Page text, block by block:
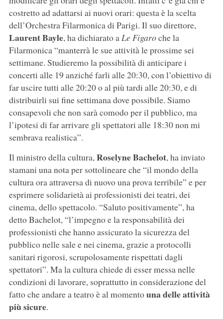
costretto ad adattarsi ai nuovi orari: questa è la scelta
dell’Orchestra Filarmonica di Parigi. Il suo direttore,
Laurent Bayle, ha dichiarato aLe Figaroche la
Filarmonica “manterrà le sue attività le prossime sei
settimane. Studieremo la possibilità di anticipare i
concerti alle 19 anziché farli alle 20:30, con l’obiettivo di
far uscire tutti alle 20:20 o al più tardi alle 20:30, e di
distribuirli sui fine settimana dove possibile. Siamo
consapevoli che non sarà comodo per il pubblico, ma
l’ipotesi di far arrivare gli spettatori alle 18:30 non mi
sembrava realistica”.
Il ministro della cultura,Roselyne Bachelot, ha inviato
stamani una nota per sottolineare che “il mondo della
cultura ora attraversa di nuovo una prova terribile” e per
esprimere solidarietà ai professionisti dei teatri, dei
cinema, dello spettacolo. “Saluto positivamente”, ha
detto Bachelot, “l’impegno e la responsabilità dei
professionisti che hanno assicurato la sicurezza del
pubblico nelle sale e nei cinema, grazie a protocolli
sanitari rigorosi, scrupolosamente rispettati dagli
spettatori”. Ma la cultura chiede di esser messa nelle
condizioni di lavorare, soprattutto in considerazione del
fatto che andare a teatro è al momentouna delle attività
più sicure.